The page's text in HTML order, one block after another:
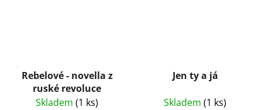
Rebelové - novella z
ruské revoluce
Skladem (1 ks)
Jen ty a já
Skladem (1 ks)